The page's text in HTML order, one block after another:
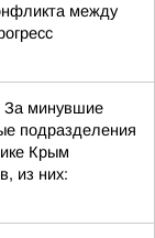
между
минувшие
подразделения
Крым
из них: